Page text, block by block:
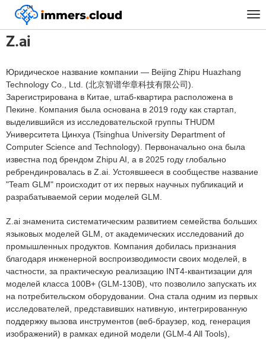
™
Главная Z.ai
Z.ai
Юридическое название компании — Beijing Zhipu Huazhang
Technology Co., Ltd. (北京智谱华章科技有限公司).
Зарегистрирована в Китае, штаб-квартира расположена в
Пекине. Компания была основана в 2019 году как стартап,
выделившийся из исследовательской группы THUDM
Университета Цинхуа (Tsinghua University Department of
Computer Science and Technology). Первоначально она была
известна под брендом Zhipu AI, а в 2025 году глобально
ребрендинровалась в Z.ai. Устоявшееся в сообществе название
"Team GLM" происходит от их первых научных публикаций и
разрабатываемой серии моделей GLM.
Z.ai знаменита систематическим развитием семейства больших
языковых моделей GLM, от академических исследований до
промышленных продуктов. Компания добилась признания
благодаря инженерной воспроизводимости своих моделей, в
частности, за практическую реализацию INT4-квантизации для
моделей класса 100B+ (GLM-130B), что позволило запускать их
на потребительском оборудовании. Она стала одним из первых
исследователей, представивших нативную, интегрированную
поддержку вызова инструментов (веб-браузер, код, генерация
изображений) в рамках единой модели (GLM-4 All Tools),